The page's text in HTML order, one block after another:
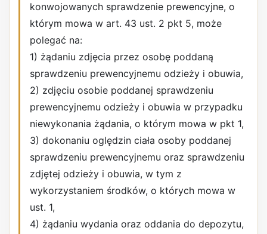
konwojowanych sprawdzenie prewencyjne, o
którym mowa w art. 43 ust. 2 pkt 5, może
polegać na:
1) żądaniu zdjęcia przez osobę poddaną
sprawdzeniu prewencyjnemu odzieży i obuwia,
2) zdjęciu osobie poddanej sprawdzeniu
prewencyjnemu odzieży i obuwia w przypadku
niewykonania żądania, o którym mowa w pkt 1,
3) dokonaniu oględzin ciała osoby poddanej
sprawdzeniu prewencyjnemu oraz sprawdzeniu
zdjętej odzieży i obuwia, w tym z
wykorzystaniem środków, o których mowa w
ust. 1,
4) żądaniu wydania oraz oddania do depozytu,